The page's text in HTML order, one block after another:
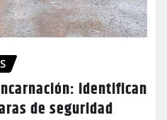
identifican
de seguridad